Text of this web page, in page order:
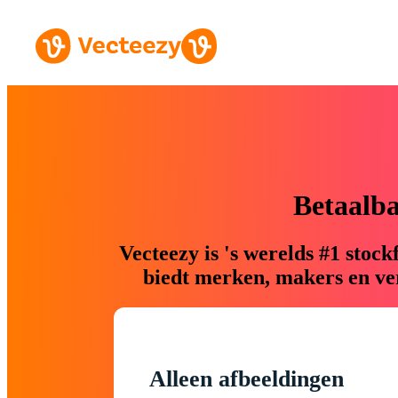
Vecteezy is 's werelds #1
biedt merken, makers en
Alleen afbeeldingen